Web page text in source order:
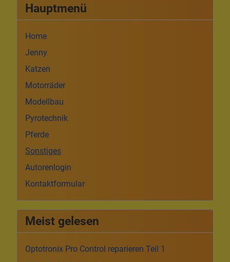
Hauptmenü
Home
Jenny
Katzen
Motorräder
Modellbau
Pyrotechnik
Pferde
Sonstiges
Autorenlogin
Kontaktformular
Meist gelesen
Optotronix Pro Control reparieren Teil 1